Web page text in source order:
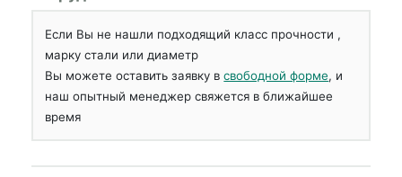
Если Вы не нашли подходящий класс прочности ,
марку стали или диаметр
Вы можете оставить заявку всвободной форме, и
наш опытный менеджер свяжется в ближайшее
время